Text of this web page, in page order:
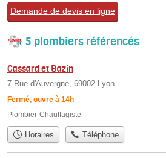
Demande de devis en ligne
5 plombiers référencés
Cassard et Bazin
7 Rue d'Auvergne, 69002 Lyon
Fermé, ouvre à 14h
Plombier-Chauffagiste
Horaires Téléphone